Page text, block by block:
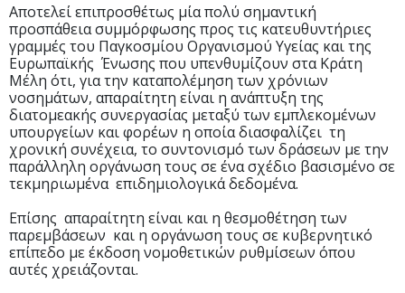
Αποτελεί επιπροσθέτως μία πολύ σημαντική
προσπάθεια συμμόρφωσης προς τις κατευθυντήριες
γραμμές του Παγκοσμίου Οργανισμού Υγείας και της
Ευρωπαϊκής Ένωσης που υπενθυμίζουν στα Κράτη
Μέλη ότι, για την καταπολέμηση των χρόνιων
νοσημάτων, απαραίτητη είναι η ανάπτυξη της
διατομεακής συνεργασίας μεταξύ των εμπλεκομένων
υπουργείων και φορέων η οποία διασφαλίζει τη
χρονική συνέχεια, το συντονισμό των δράσεων με την
παράλληλη οργάνωση τους σε ένα σχέδιο βασισμένο σε
τεκμηριωμένα επιδημιολογικά δεδομένα.
Επίσης απαραίτητη είναι και η θεσμοθέτηση των
παρεμβάσεων και η οργάνωση τους σε κυβερνητικό
επίπεδο με έκδοση νομοθετικών ρυθμίσεων όπου
αυτές χρειάζονται.